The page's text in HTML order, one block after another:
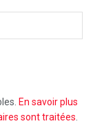
En savoir plus
sont traitées